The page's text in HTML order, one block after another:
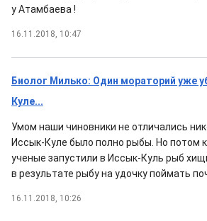
у Атамбаева !
16.11.2018, 10:47
Биолог Милько: Один мораторий уже
Куле...
Умом наши чиновники не отличались
Иссык-Куле было полно рыбы. Но потом
ученые запустили в Иссык-Куль рыб
в результате рыбу на удочку поймать
16.11.2018, 10:26